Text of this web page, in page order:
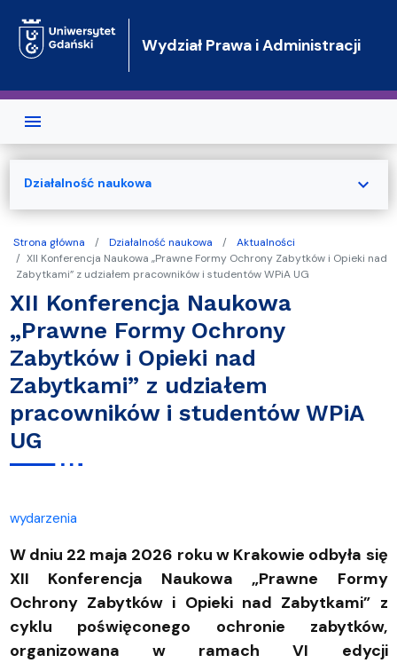
Wydział Prawa i Administracji
Strona główna Działalność naukowa
Aktualności
XII Konferencja Naukowa „Prawne Formy Ochrony Zabytków i Opieki nad
Zabytkami” z udziałem pracowników i studentów WPiA UG
XII Konferencja Naukowa
„Prawne Formy Ochrony
Zabytków i Opieki nad
Zabytkami” z udziałem
pracowników i studentów WPiA
UG
wydarzenia
W dniu 22 maja 2026 roku w Krakowie odbyła się
XII Konferencja Naukowa „Prawne Formy
Ochrony Zabytków i Opieki nad Zabytkami” z
cyklu poświęconego ochronie zabytków,
organizowana w ramach VI edycji
Działalność naukowa expand_more